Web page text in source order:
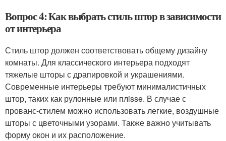
Вопрос 4: Как выбрать стиль штор в зависимости
от интерьера
Стиль штор должен соответствовать общему дизайну
комнаты. Для классического интерьера подходят
тяжелые шторы с драпировкой и украшениями.
Современные интерьеры требуют минималистичных
штор, таких как рулонные или плisse. В случае с
прованс-стилем можно использовать легкие, воздушные
шторы с цветочными узорами. Также важно учитывать
форму окон и их расположение.